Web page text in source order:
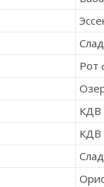
Рот
КДВ
КДВ